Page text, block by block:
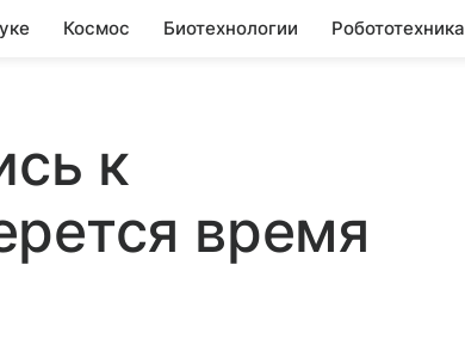
Космос Биотехнологии Робототехника
к
время